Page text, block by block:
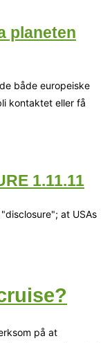
planeten
både europeiske
kontaktet eller få
1.11.11
at USAs
på at